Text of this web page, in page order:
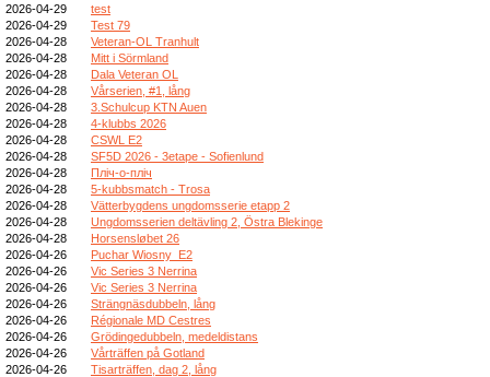
2026-04-29
test
2026-04-29
Test 79
2026-04-28
Veteran-OL Tranhult
2026-04-28
Mitt i Sörmland
2026-04-28
Dala Veteran OL
2026-04-28
Vårserien, #1, lång
2026-04-28
3.Schulcup KTN Auen
2026-04-28
4-klubbs 2026
2026-04-28
CSWL E2
2026-04-28
SF5D 2026 - 3etape - Sofienlund
2026-04-28
Пліч-о-пліч
2026-04-28
5-kubbsmatch - Trosa
2026-04-28
Vätterbygdens ungdomsserie etapp 2
2026-04-28
Ungdomsserien deltävling 2, Östra Blekinge
2026-04-28
Horsensløbet 26
2026-04-26
Puchar Wiosny_E2
2026-04-26
Vic Series 3 Nerrina
2026-04-26
Vic Series 3 Nerrina
2026-04-26
Strängnäsdubbeln, lång
2026-04-26
Régionale MD Cestres
2026-04-26
Grödingedubbeln, medeldistans
2026-04-26
Vårträffen på Gotland
2026-04-26
Tisarträffen, dag 2, lång